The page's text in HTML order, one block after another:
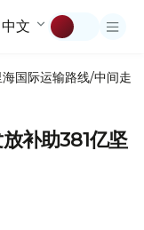
中文
国际运输路线/中间走廊
补助381亿坚